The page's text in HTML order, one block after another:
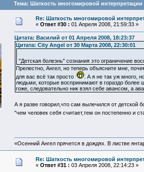
Тема: Шаткость многомировой
Re: Шаткость многомировой
« Ответ #30 : 01 Апреля 2008, 21:59:33 »
Цитата: Василий от 01 Апреля 2008, 18:23:37
Цитата: City Angel от 30 Марта 2008, 22:30:01
"Детская болезнь" сознания это ограничение
Прелестно, Ангел, но теперь объясните мне,
для вас всё так просто
. А я не так уж много,
людьми, которые воспринимают в гораздо более
гоже, следовательно ник взял себе авансом, а
А я разве говорил,что сам вылечился от детской
"чем человек себя считает,тем он постепенно и
«Осенний Ангел прячется в дождях. В листве
Re: Шаткость многомировой
« Ответ #31 : 03 Апреля 2008, 22:14:23 »